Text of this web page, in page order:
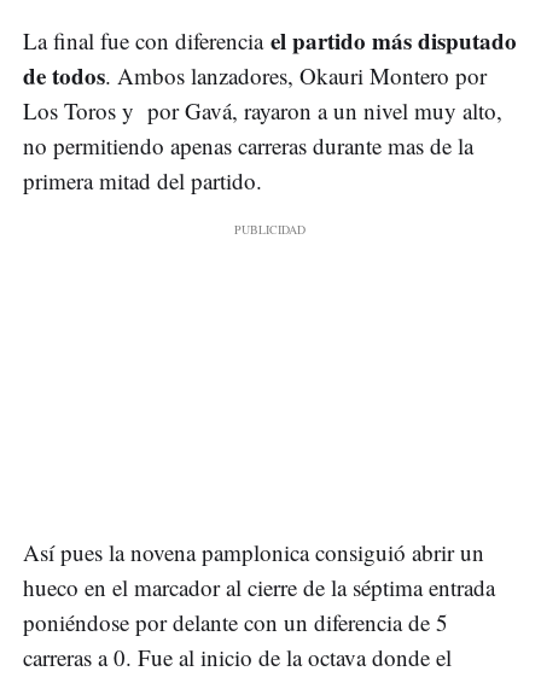
La final fue con diferencia el partido más disputado
de todos. Ambos lanzadores, Okauri Montero por
Los Toros y por Gavá, rayaron a un nivel muy alto,
no permitiendo apenas carreras durante mas de la
primera mitad del partido.
Así pues la novena pamplonica consiguió abrir un
hueco en el marcador al cierre de la séptima entrada
poniéndose por delante con un diferencia de 5
carreras a 0. Fue al inicio de la octava donde el